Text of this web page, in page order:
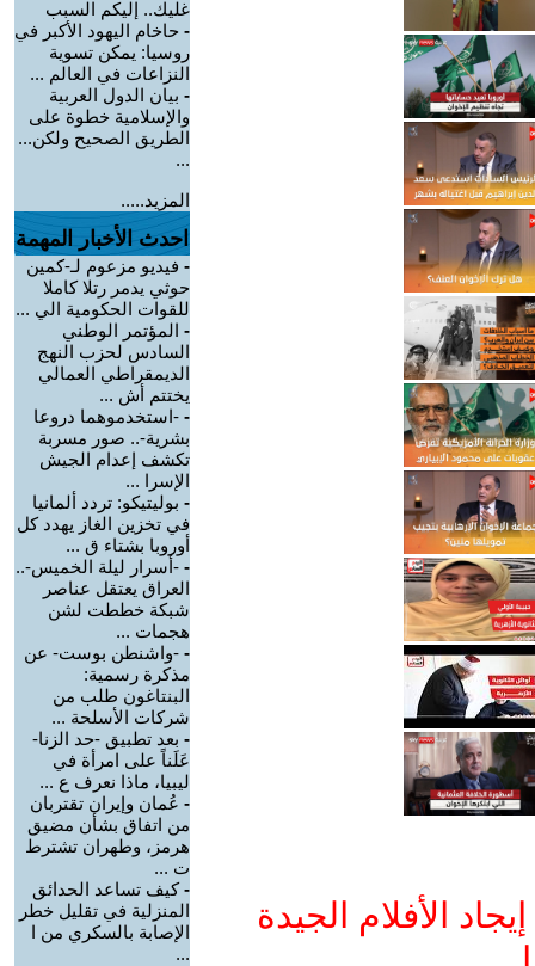
الأفلام الجيدة
غليك.. إليكم السبب
- حاخام اليهود الأكبر في
روسيا: يمكن تسوية
النزاعات في العالم ...
- بيان الدول العربية
والإسلامية خطوة على
الطريق الصحيح ولكن...
...
المزيد.....
احدث الأخبار المهمة
- فيديو مزعوم لـ-كمين
حوثي يدمر رتلا كاملا
للقوات الحكومية الي ...
- المؤتمر الوطني
السادس لحزب النهج
الديمقراطي العمالي
يختتم أش ...
- -استخدموهما دروعا
بشرية-.. صور مسربة
تكشف إعدام الجيش
الإسرا ...
- بوليتيكو: تردد ألمانيا
في تخزين الغاز يهدد كل
أوروبا بشتاء ق ...
- -أسرار ليلة الخميس-..
العراق يعتقل عناصر
شبكة خططت لشن
هجمات ...
- -واشنطن بوست- عن
مذكرة رسمية:
البنتاغون طلب من
شركات الأسلحة ...
- بعد تطبيق -حد الزنا-
عَلَناً على امرأة في
ليبيا، ماذا نعرف ع ...
- عُمان وإيران تقتربان
من اتفاق بشأن مضيق
هرمز، وطهران تشترط
ت ...
-كيف تساعد الحدائق
المنزلية في تقليل خطر
الإصابة بالسكري من ا
...